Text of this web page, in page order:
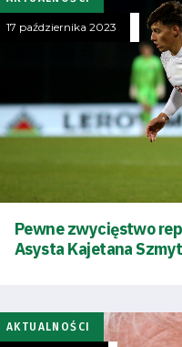
oszczędności
energii
FOR:
Search Button
Klub
17 października 2023
Pewne zwycięstwo
Asysta Kajetana
AKTUALNOŚCI